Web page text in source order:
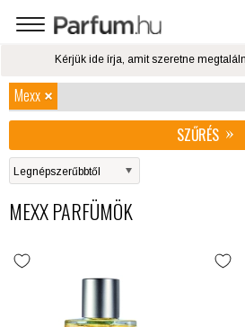
Mexx
SZŰRÉS
MEXX PARFÜMÖK